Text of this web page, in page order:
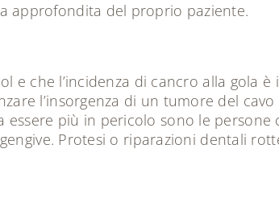
approfondita del proprio paziente.
e che l’incidenza di cancro alla gola
l’insorgenza di un tumore del
più in pericolo sono le persone
Protesi o riparazioni dentali